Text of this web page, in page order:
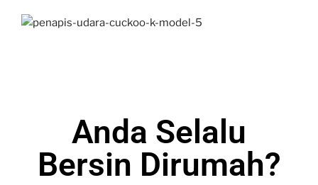
Anda Selalu
Bersin Dirumah?